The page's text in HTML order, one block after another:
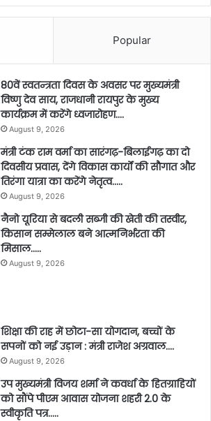
Popular
80वें स्वतन्त्रता दिवस के अवसर पर मुख्यमंत्री
विष्णु देव साय, राजधानी रायपुर के मुख्य
कार्यक्रम में करेंगे ध्वजारोहण….
August 9, 2026
मंत्री टंक राम वर्मा का सारंगढ़-बिलाईगढ़ का दो
दिवसीय प्रवास, देंगे विकास कार्यों की सौगात और
तिरंगा यात्रा का करेंगे नेतृत्व…..
August 9, 2026
नैनो यूरिया से बदली सब्जी की खेती की तस्वीर,
किसान सम्मेलाल बने आत्मनिर्भरता की
मिसाल…..
August 9, 2026
शिक्षा की राह में छोटा-सा योगदान, बच्चों के
सपनों को नई उड़ान : मंत्री राजेश अग्रवाल….
August 9, 2026
उप मुख्यमंत्री विजय शर्मा ने कवर्धा के हितग्राहियों
को सौंपे पीएम आवास योजना शहरी 2.0 के
स्वीकृति पत्र…..